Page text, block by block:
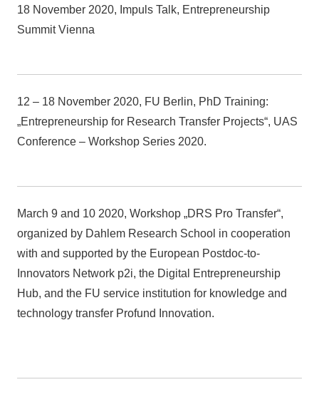
18 November 2020, Impuls Talk, Entrepreneurship
Summit Vienna
12 – 18 November 2020, FU Berlin, PhD Training:
„Entrepreneurship for Research Transfer Projects“, UAS
Conference – Workshop Series 2020.
March 9 and 10 2020, Workshop „DRS Pro Transfer“,
organized by Dahlem Research School in cooperation
with and supported by the European Postdoc-to-
Innovators Network p2i, the Digital Entrepreneurship
Hub, and the FU service institution for knowledge and
technology transfer Profund Innovation.